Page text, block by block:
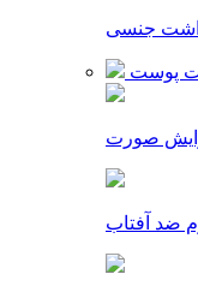
جنسی
پوست
صورت
ضد آفتاب